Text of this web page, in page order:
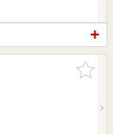
お気に入
りに追加